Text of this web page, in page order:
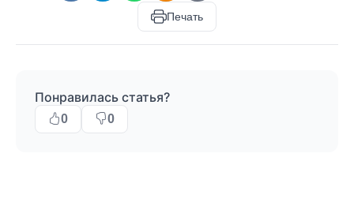
Печать
Понравилась статья?
0 0